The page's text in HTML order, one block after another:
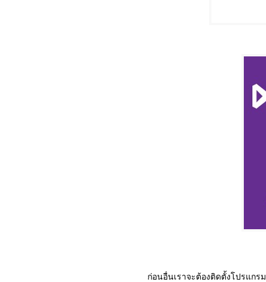
ก่อนอื่นเราจะต้องติดตั้งโปรแกรม